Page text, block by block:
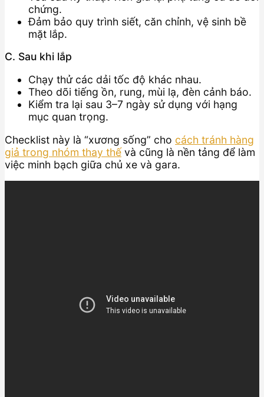
chứng.
Đảm bảo quy trình siết, căn chỉnh, vệ sinh bề
mặt lắp.
C. Sau khi lắp
Chạy thử các dải tốc độ khác nhau.
Theo dõi tiếng ồn, rung, mùi lạ, đèn cảnh báo.
Kiểm tra lại sau 3–7 ngày sử dụng với hạng
mục quan trọng.
Checklist này là “xương sống” cho cách tránh hàng
giả trong nhóm thay thếvà cũng là nền tảng để làm
việc minh bạch giữa chủ xe và gara.